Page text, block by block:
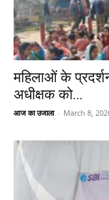
महिलाओं के
अधीक्षक को...
आज का उजाला - March 8,